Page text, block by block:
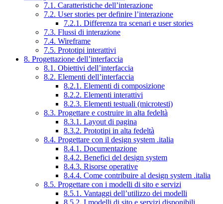
7.1. Caratteristiche dell’interazione
7.2. User stories per definire l’interazione
7.2.1. Differenza tra scenari e user stories
7.3. Flussi di interazione
7.4. Wireframe
7.5. Prototipi interattivi
8. Progettazione dell’interfaccia
8.1. Obiettivi dell’interfaccia
8.2. Elementi dell’interfaccia
8.2.1. Elementi di composizione
8.2.2. Elementi interattivi
8.2.3. Elementi testuali (microtesti)
8.3. Progettare e costruire in alta fedeltà
8.3.1. Layout di pagina
8.3.2. Prototipi in alta fedeltà
8.4. Progettare con il design system .italia
8.4.1. Documentazione
8.4.2. Benefici del design system
8.4.3. Risorse operative
8.4.4. Come contribuire al design system .italia
8.5. Progettare con i modelli di sito e servizi
8.5.1. Vantaggi dell’utilizzo dei modelli
8.5.2. I modelli di sito e servizi disponibili